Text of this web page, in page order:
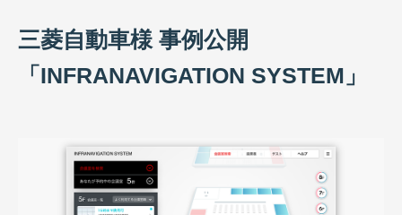
三菱自動車様 事例公開
「INFRANAVIGATION SYSTEM」